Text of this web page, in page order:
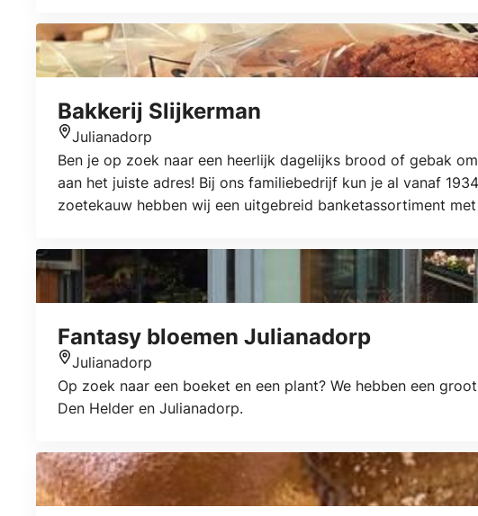
personen
Bakkerij Slijkerman
Locatie
Julianadorp
Ben je op zoek naar een heerlijk dagelijks brood of gebak
aan het juiste adres! Bij ons familiebedrijf kun je al vanaf
zoetekauw hebben wij een uitgebreid banketassortiment
de Riepel in Julianadorp!
Fantasy bloemen Julianadorp
Locatie
Julianadorp
Op zoek naar een boeket en een plant? We hebben een
Den Helder en Julianadorp.